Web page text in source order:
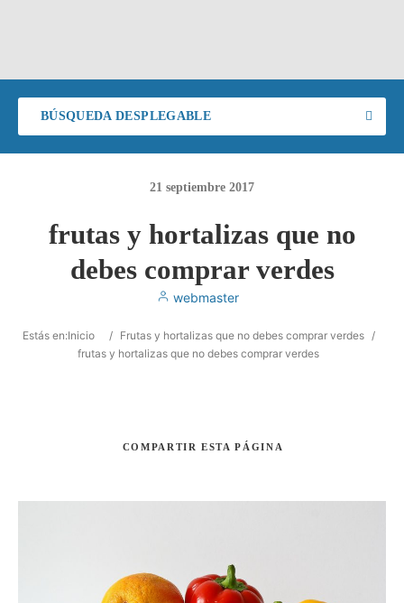
BÚSQUEDA DESPLEGABLE
Buscar
21 septiembre 2017
frutas y hortalizas que no
debes comprar verdes
webmaster
Estás en:Inicio / Frutas y hortalizas que no debes comprar verdes /
frutas y hortalizas que no debes comprar verdes
COMPARTIR ESTA PÁGINA